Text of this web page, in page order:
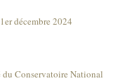
décembre 2024
Conservatoire National